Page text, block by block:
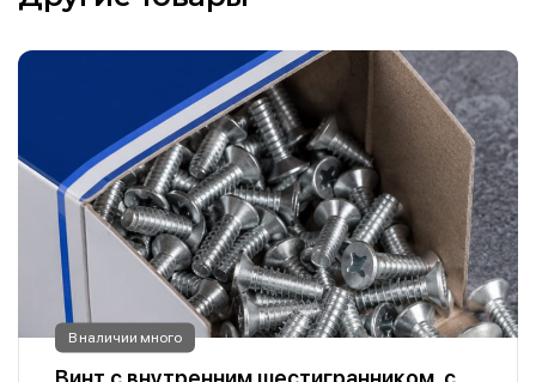
В наличии много